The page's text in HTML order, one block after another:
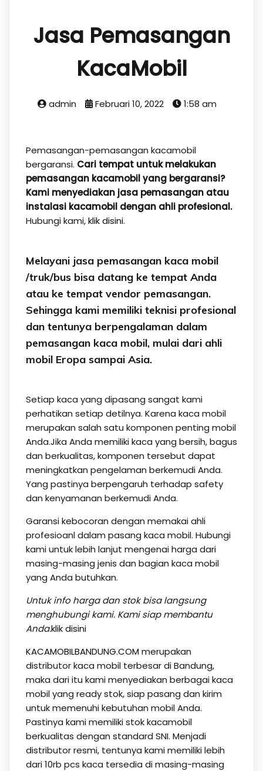
Jasa Pemasangan
KacaMobil
admin Februari 10, 2022 1:58 am
Pemasangan-pemasangan kacamobil
bergaransi. Cari tempat untuk melakukan
pemasangan kacamobil yang bergaransi?
Kami menyediakan jasa pemasangan atau
instalasi kacamobil dengan ahli profesional.
Hubungi kami,klik disini.
Melayani jasa pemasangan kaca mobil
/truk/bus bisa datang ke tempat Anda
atau ke tempat vendor pemasangan.
Sehingga kami memiliki teknisi profesional
dan tentunya berpengalaman dalam
pemasangan kaca mobil, mulai dari ahli
mobil Eropa sampai Asia.
Setiap kaca yang dipasang sangat kami
perhatikan setiap detilnya. Karena kaca mobil
merupakan salah satu komponen penting mobil
Anda.Jika Anda memiliki kaca yang bersih, bagus
dan berkualitas, komponen tersebut dapat
meningkatkan pengelaman berkemudi Anda.
Yang pastinya berpengaruh terhadap safety
dan kenyamanan berkemudi Anda.
Garansi kebocoran dengan memakai ahli
profesioanl dalam pasang kaca mobil. Hubungi
kami untuk lebih lanjut mengenai harga dari
masing-masing jenis dan bagian kaca mobil
yang Anda butuhkan.
Untuk info harga dan stok bisa langsung
menghubungi kami. Kami siap membantu
Anda.klik disini
KACAMOBILBANDUNG.COM merupakan
distributor kaca mobil terbesar di Bandung,
maka dari itu kami menyediakan berbagai kaca
mobil yang ready stok, siap pasang dan kirim
untuk memenuhi kebutuhan mobil Anda.
Pastinya kami memiliki stok kacamobil
berkualitas dengan standard SNI. Menjadi
distributor resmi, tentunya kami memiliki lebih
dari 10rb pcs kaca tersedia di masing-masing